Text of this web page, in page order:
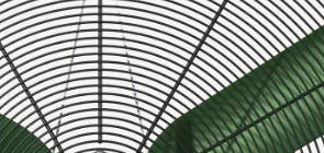
Companies